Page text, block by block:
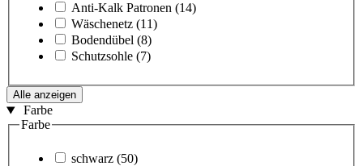
Anti-Kalk Patronen (14)
Wäschenetz (11)
Bodendübel (8)
Schutzsohle (7)
Alle anzeigen
Farbe
Farbe
schwarz (50)